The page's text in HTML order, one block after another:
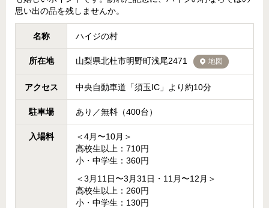
思い出の品を残しませんか。
名称 ハイジの村
所在地 山梨県北杜市明野町浅尾2471 地図
アクセス 中央自動車道「須玉IC」より約10分
駐車場 あり／無料（400台）
入場料
＜4月〜10月＞
高校生以上：710円
小・中学生：360円
＜3月11日〜3月31日・11月〜12月＞
高校生以上：260円
小・中学生：130円